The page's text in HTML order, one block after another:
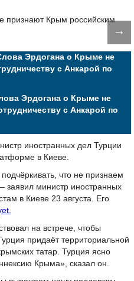
→
Эрдогана о Крыме не
с Анкарой по
иностранных дел Турции
в Киеве.
что не признаем
министр иностранных
в Киеве 23 августа. Его
на встрече, чтобы
придаёт территориальной
татар. Турция ясно
Крыма», сказал он.